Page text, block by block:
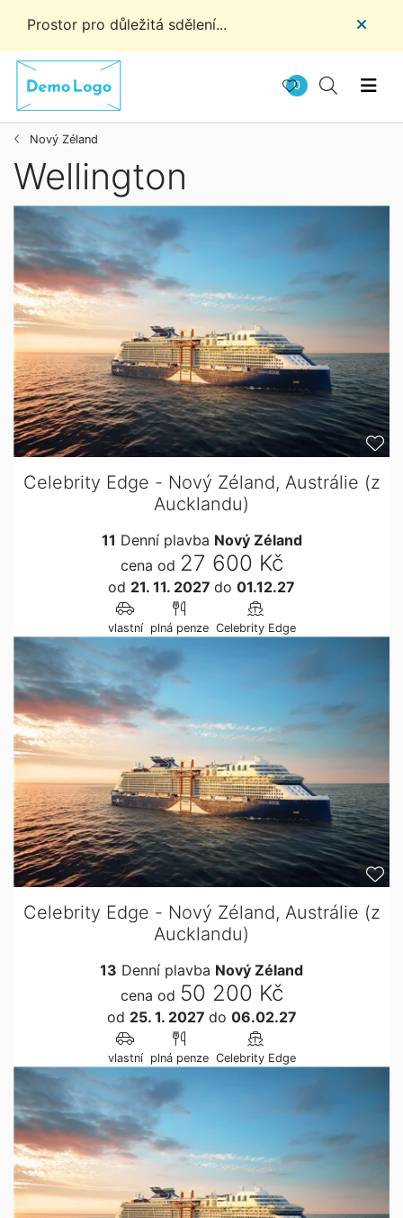
Prostor pro důležitá sdělení...
0
Nový Zéland
Wellington
Celebrity Edge - Nový Zéland, Austrálie (z
Aucklandu)
11 Denní plavba Nový Zéland
cena od 27 600 Kč
od 21. 11. 2027 do 01.12.27
vlastní plná penze Celebrity Edge
Celebrity Edge - Nový Zéland, Austrálie (z
Aucklandu)
13 Denní plavba Nový Zéland
cena od 50 200 Kč
od 25. 1. 2027 do 06.02.27
vlastní plná penze Celebrity Edge